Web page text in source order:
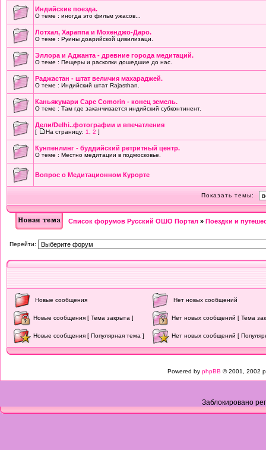
Индийские поезда.
О теме : иногда это фильм ужасов...
Лотхал, Хараппа и Мохенджо-Даро.
О теме : Руины доарийской цивилизаци.
Эллора и Аджанта - древние города медитаций.
О теме : Пещеры и раскопки дошедшие до нас.
Раджастан - штат величия махараджей.
О теме : Индийский штат Rajasthan.
Кaньякумари Cape Comorin - конец земель.
О теме : Там где заканчивается индийский субконтинент.
Дели/Delhi..фотографии и впечатления
[ На страницу: 1 2 ]
Кунпенлинг - буддийский ретритный центр.
О теме : Местно медитации в подмосковье.
Вопрос о Медитационном Курорте
Показать темы:
Список форумов Русский ОШО Портал » Поездки и
Перейти:
Новые сообщения Нет новых сообщений
Новые сообщения [ Тема закрыта ] Нет новых сообщений [ Тема
Новые сообщения [ Популярная тема ] Нет новых сообщений [
Powered by phpBB © 2001, 2002
Заблокировано